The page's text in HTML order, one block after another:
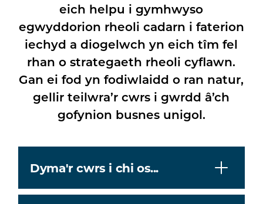
eich helpu i gymhwyso
egwyddorion rheoli cadarn i faterion
iechyd a diogelwch yn eich tîm fel
rhan o strategaeth rheoli cyflawn.
Gan ei fod yn fodiwlaidd o ran natur,
gellir teilwra’r cwrs i gwrdd â’ch
gofynion busnes unigol.
Dyma'r cwrs i chi os...